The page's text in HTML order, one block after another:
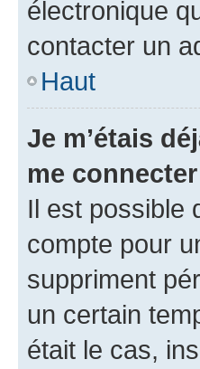
électronique
contacter un
Haut
Je m’étais
me
Il est possible
compte pour
suppriment
un certain
était le cas,